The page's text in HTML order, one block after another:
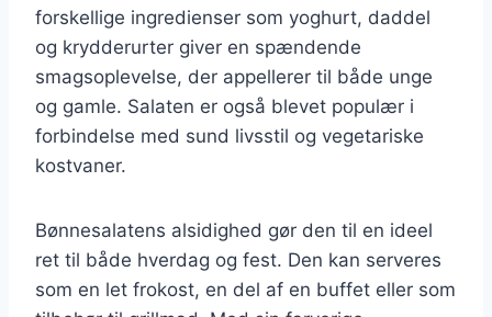
forskellige ingredienser som yoghurt, daddel
og krydderurter giver en spændende
smagsoplevelse, der appellerer til både unge
og gamle. Salaten er også blevet populær i
forbindelse med sund livsstil og vegetariske
kostvaner.
Bønnesalatens alsidighed gør den til en ideel
ret til både hverdag og fest. Den kan serveres
som en let frokost, en del af en buffet eller som